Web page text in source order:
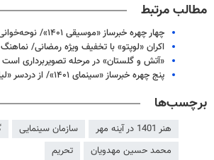
مطالب مرتبط
چهار چهره خبرساز «موسیقی ۱۴۰۱»/ نوحه‌خوانی که با موسیقی درخشید
اکران «لوپتو» با تخفیف ویژه رمضانی/
«آتش و گلستان» در مرحله تصویربرداری است
پنج چهره خبرساز «سینمای ۱۴۰۱»/ از دردسر «لیلا» تا امیدهای «مرضیه»
برچسب‌ها
هنر 1401 در آینه مهر سازمان سینمایی
محمد حسین مهدویان
تحریم